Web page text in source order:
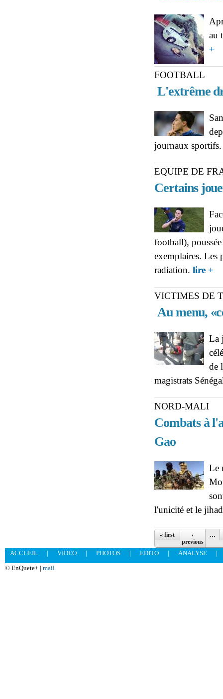
au
+
FOOTBALL
L'extrême
journaux
EQUIPE DE
Certains
football),
exemplaires. Les
radiation. lire +
VICTIMES DE
Au menu,
La
de
magistrats
NORD-MALI
Combats à
Gao
Le
l'unicité et le
Pages
« first
‹
previous
…
ACCUEIL | VIDEO | PHOTOS | EDITO | ANALYSE
|
© EnQuete+ | mail